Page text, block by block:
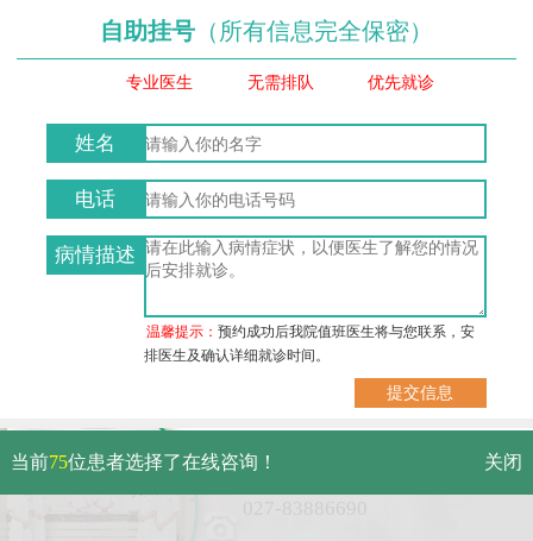
自助挂号 （所有信息完全保密）
专业医生 无需排队 优先就诊
姓名
电话
病情描述
温馨提示：预约成功后我院值班医生将与您联系，安
排医生及确认详细就诊时间。
武汉市硚口区解放大道479号
免费电话：
当前75位患者选择了在线咨询！ 关闭